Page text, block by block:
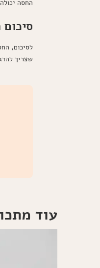
החסה
לסיכום,
שצריך
עוד